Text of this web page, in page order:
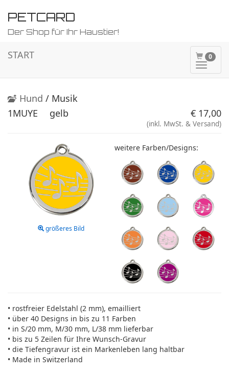
PETCARD
Der Shop für Ihr Haustier!
0
ein-/
START
Hund / Musik
1MUYE
gelb € 17,00
(inkl. MwSt. & Versand)
größeres Bild
weitere Farben/Designs:
• rostfreier Edelstahl (2 mm), emailliert
• über 40 Designs in bis zu 11 Farben
• in S/20 mm, M/30 mm, L/38 mm lieferbar
• bis zu 5 Zeilen für Ihre Wunsch-Gravur
• die Tiefengravur ist ein Markenleben lang haltbar
• Made in Switzerland